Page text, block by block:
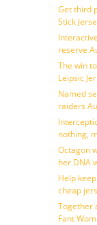
Get third
Stick
reserve
The win
Leipsic
Named
raiders
nothing,
Octagon
her DNA
Help
cheap
Together
Fant